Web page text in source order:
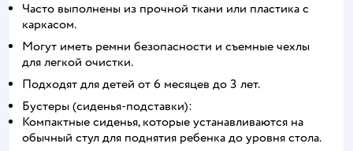
Часто выполнены из прочной ткани или пластика с
каркасом.
Могут иметь ремни безопасности и съемные чехлы
для легкой очистки.
Подходят для детей от 6 месяцев до 3 лет.
Бустеры (сиденья-подставки):
Компактные сиденья, которые устанавливаются на
обычный стул для поднятия ребенка до уровня стола.